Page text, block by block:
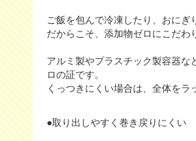
ご飯を包んで冷凍したり、おにぎ
だからこそ、添加物ゼロにこだわ
アルミ製やプラスチック製容器
ロの証です。
くっつきにくい場合は、全体をラ
●取り出しやすく巻き戻りにくい